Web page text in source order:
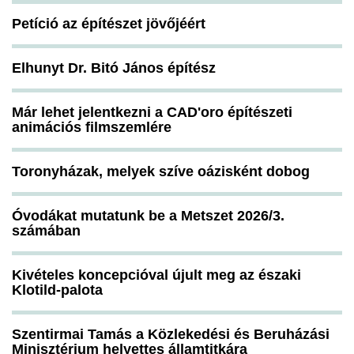
Petíció az építészet jövőjéért
Elhunyt Dr. Bitó János építész
Már lehet jelentkezni a CAD'oro építészeti
animációs filmszemlére
Toronyházak, melyek szíve oázisként dobog
Óvodákat mutatunk be a Metszet 2026/3.
számában
Kivételes koncepcióval újult meg az északi
Klotild-palota
Szentirmai Tamás a Közlekedési és Beruházási
Minisztérium helyettes államtitkára